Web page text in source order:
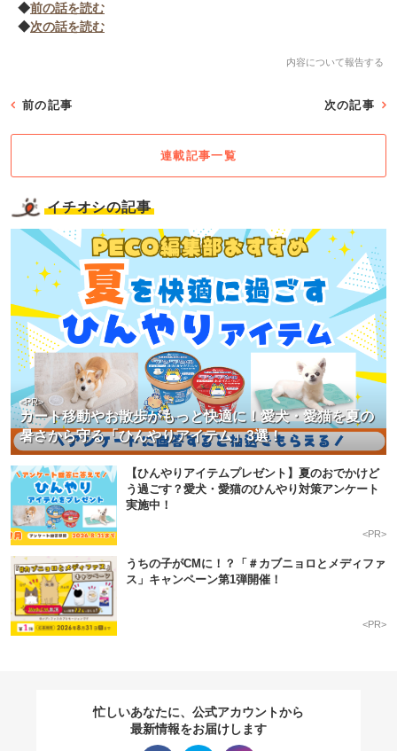
◆前の話を読む
◆次の話を読む
内容について報告する
前の記事 次の記事
連載記事一覧
イチオシの記事
カート移動やお散歩がもっと快適に！愛犬・愛猫を夏の
暑さから守る「ひんやりアイテム」3選！
<PR>
【ひんやりアイテムプレゼント】夏のおでかけど
う過ごす？愛犬・愛猫のひんやり対策アンケート
実施中！
<PR>
うちの子がCMに！？「＃カブニョロとメディファ
ス」キャンペーン第1弾開催！
<PR>
忙しいあなたに、公式アカウントから
最新情報をお届けします